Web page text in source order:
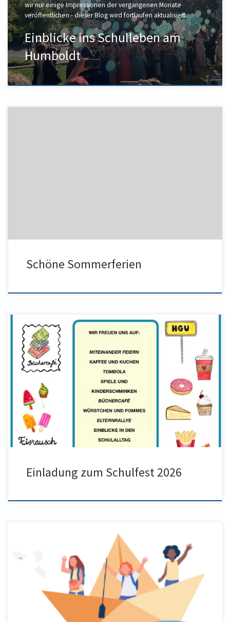
wir nur einige Impressionen der vergangenen Monate
veröffentlichen - dieser Blog wird fortlaufen aktualisiert.
Einblicke ins Schulleben am
Humboldt
Schöne Sommerferien
Liebe Schulgemeinschaft des Humboldt, liebe Freunde unserer
Schule, wir laden Sie und euch herzlich zu unserem diesjährigen
Schulfest ein. Wir freuen uns schon sehr!
Einladung zum Schulfest 2026
Hier finden unsere neuen 5er und ihre Eltern alle ganz aktuellen
Informationen zu Themen wie… … dem Spielenachmittag zum
Kennenlernen …dem Schulfest im Sommer …und dem 1. Schultag
im kommenden Schuljahr!